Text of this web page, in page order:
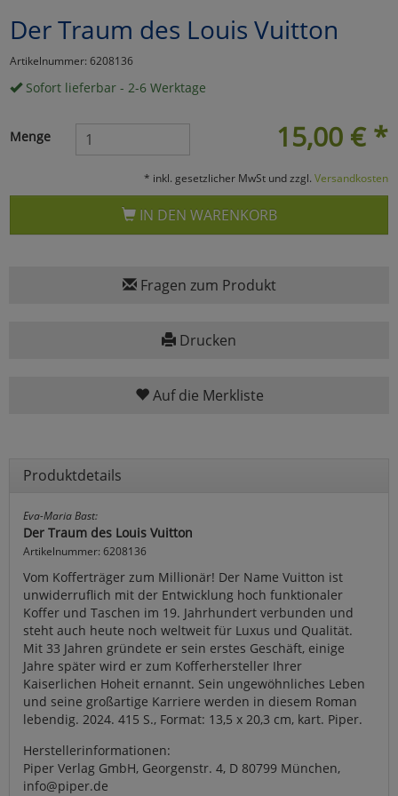
Der Traum des Louis Vuitton
Artikelnummer: 6208136
Sofort lieferbar - 2-6 Werktage
15,00 € *
Menge
* inkl. gesetzlicher MwSt und zzgl. Versandkosten
IN DEN WARENKORB
Fragen zum Produkt
Drucken
Auf die Merkliste
Produktdetails
Eva-Maria Bast:
Der Traum des Louis Vuitton
Artikelnummer: 6208136
Vom Kofferträger zum Millionär! Der Name Vuitton ist
unwiderruflich mit der Entwicklung hoch funktionaler
Koffer und Taschen im 19. Jahrhundert verbunden und
steht auch heute noch weltweit für Luxus und Qualität.
Mit 33 Jahren gründete er sein erstes Geschäft, einige
Jahre später wird er zum Kofferhersteller Ihrer
Kaiserlichen Hoheit ernannt. Sein ungewöhnliches Leben
und seine großartige Karriere werden in diesem Roman
lebendig. 2024. 415 S., Format: 13,5 x 20,3 cm, kart. Piper.
Herstellerinformationen:
Piper Verlag GmbH, Georgenstr. 4, D 80799 München,
info@piper.de
Marketing
Umfragetools
Cookies
Einstellungen speichern
zu Haupptseite